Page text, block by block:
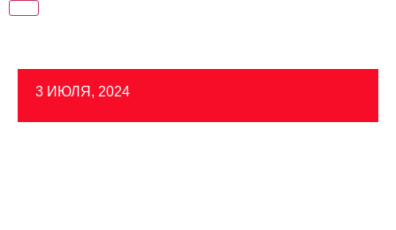
3 ИЮЛЯ, 2024